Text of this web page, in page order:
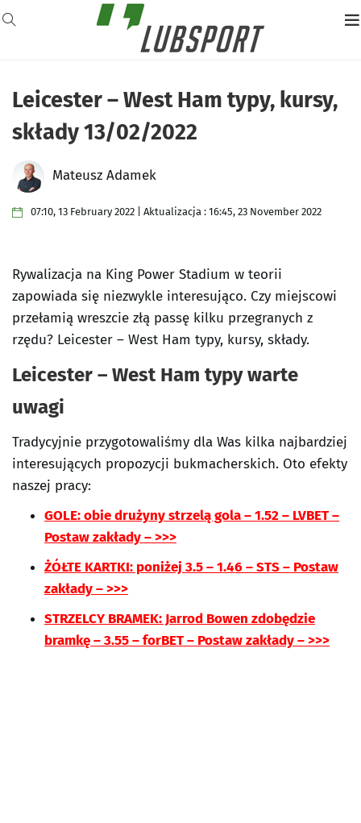
Leicester – West Ham typy, kursy,
składy 13/02/2022
Mateusz Adamek
07:10, 13 February 2022 | Aktualizacja : 16:45, 23 November 2022
Rywalizacja na King Power Stadium w teorii
zapowiada się niezwykle interesująco. Czy miejscowi
przełamią wreszcie złą passę kilku przegranych z
rzędu? Leicester – West Ham typy, kursy, składy.
Leicester – West Ham typy warte
uwagi
Tradycyjnie przygotowaliśmy dla Was kilka najbardziej
interesujących propozycji bukmacherskich. Oto efekty
naszej pracy:
GOLE: obie drużyny strzelą gola – 1.52 – LVBET –
Postaw zakłady – >>>
ŻÓŁTE KARTKI: poniżej 3.5 – 1.46 – STS – Postaw
zakłady – >>>
STRZELCY BRAMEK: Jarrod Bowen zdobędzie
bramkę – 3.55 – forBET – Postaw zakłady – >>>